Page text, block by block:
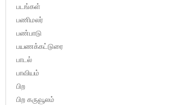
படங்கள்
பணிமலர்
பண்பாடு
பயணக்கட்டுரை
பாடல்
பாவியம்
பிற
பிற கருவூலம்